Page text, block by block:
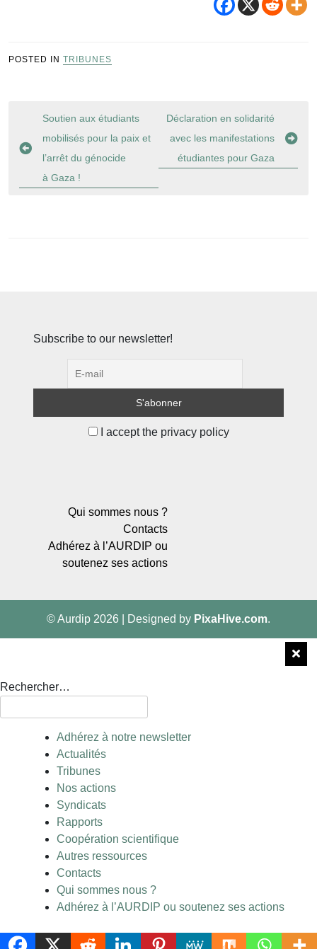
POSTED IN TRIBUNES
Navigation
de
l’article
Soutien aux étudiants
mobilisés pour la paix et
l’arrêt du génocide
à Gaza !
Déclaration en solidarité
avec les manifestations
étudiantes pour Gaza
Subscribe to our newsletter!
I accept the privacy policy
Qui sommes nous ?
Contacts
Adhérez à l’AURDIP ou
soutenez ses actions
© Aurdip 2026 Designed by PixaHive.com.
Rechercher…
Adhérez à notre newsletter
Actualités
Tribunes
Nos actions
Syndicats
Rapports
Coopération scientifique
Autres ressources
Contacts
Qui sommes nous ?
Adhérez à l’AURDIP ou soutenez ses actions